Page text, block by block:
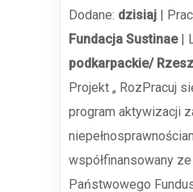
Dodane: dzisiaj |
Fundacja Sustinae|
podkarpackie/
Projekt „ RozPracuj
program aktywizacji
współfinansowany
Państwowego